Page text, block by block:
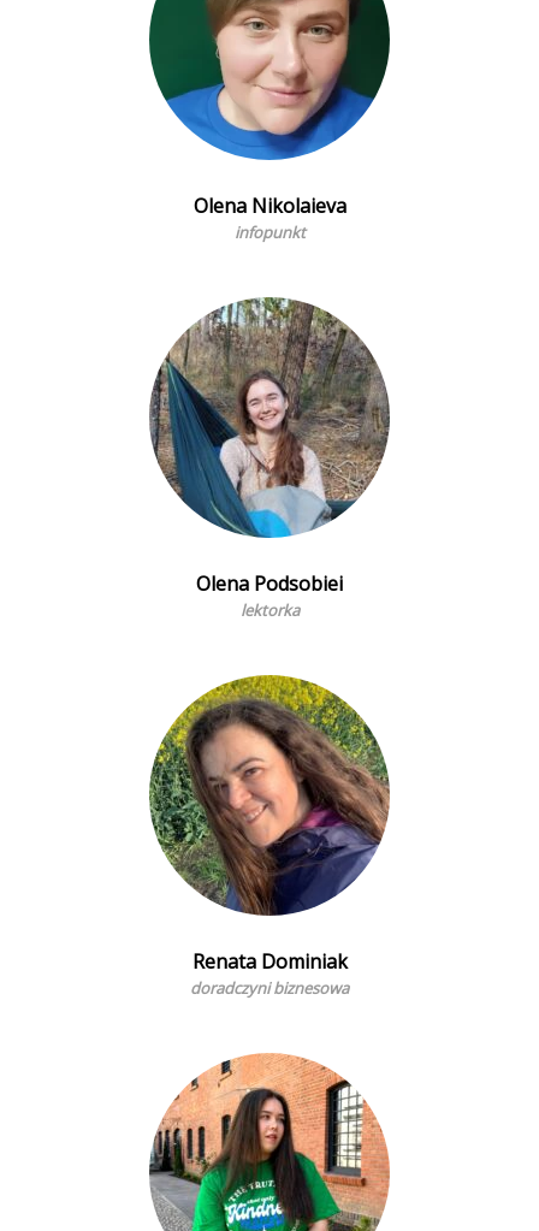
Olena Nikolaieva
infopunkt
Olena Podsobiei
lektorka
Renata Dominiak
doradczyni biznesowa